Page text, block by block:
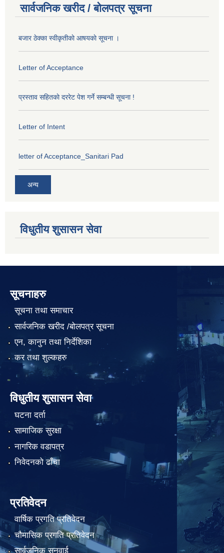
सार्वजनिक खरीद / बोलपत्र सूचना
बजार ठेक्का स्वीकृतीकाे आषयकाे सूचना ।
Letter of Acceptance
प्रस्ताव सहितकाे दररेट पेश गर्ने सम्बन्धी सूचना !
Letter of Intent
letter of Acceptance_Sanitari Pad
अन्य
विधुतीय शुसासन सेवा
सूचनाहरु
सूचना तथा समाचार
सार्वजनिक खरीद /बोलपत्र सूचना
एन, कानुन तथा निर्देशिका
कर तथा शुल्कहरु
विधुतीय शुसासन सेवा
घटना दर्ता
सामाजिक सुरक्षा
नागरिक वडापत्र
निवेदनको ढाँचा
प्रतिवेदन
वार्षिक प्रगति प्रतिवेदन
चौमासिक प्रगति प्रतिवेदन
सार्वजनिक सुनुवाई